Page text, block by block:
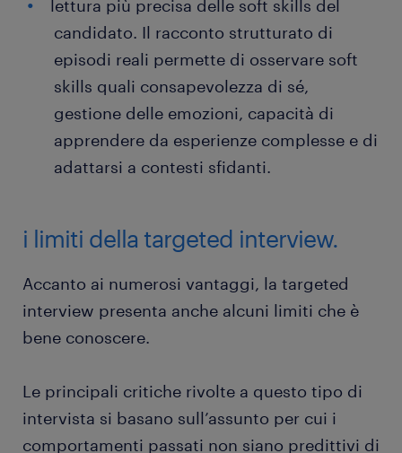
lettura più precisa delle soft skills del
candidato. Il racconto strutturato di
episodi reali permette di osservare soft
skills quali consapevolezza di sé,
gestione delle emozioni, capacità di
apprendere da esperienze complesse e di
adattarsi a contesti sfidanti.
i limiti della targeted interview.
Accanto ai numerosi vantaggi, la targeted
interview presenta anche alcuni limiti che è
bene conoscere.
Le principali critiche rivolte a questo tipo di
intervista si basano sull’assunto per cui i
comportamenti passati non siano predittivi di